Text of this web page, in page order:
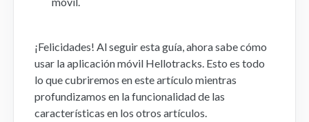
¡Felicidades! Al seguir esta guía, ahora sabe cómo
usar la aplicación móvil Hellotracks. Esto es todo
lo que cubriremos en este artículo mientras
profundizamos en la funcionalidad de las
características en los otros artículos.